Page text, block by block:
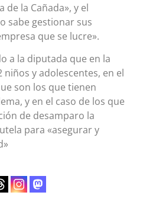
de la Cañada», y el
sabe gestionar sus
que se lucre».
a la diputada que en la
niños y adolescentes, en el
son los que tienen
y en el caso de los que
de desamparo la
para «asegurar y